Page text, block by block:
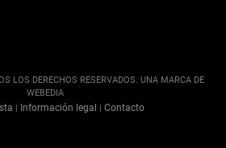
LOS DERECHOS RESERVADOS. UNA MARCA DE
WEBEDIA
Información legal Contacto